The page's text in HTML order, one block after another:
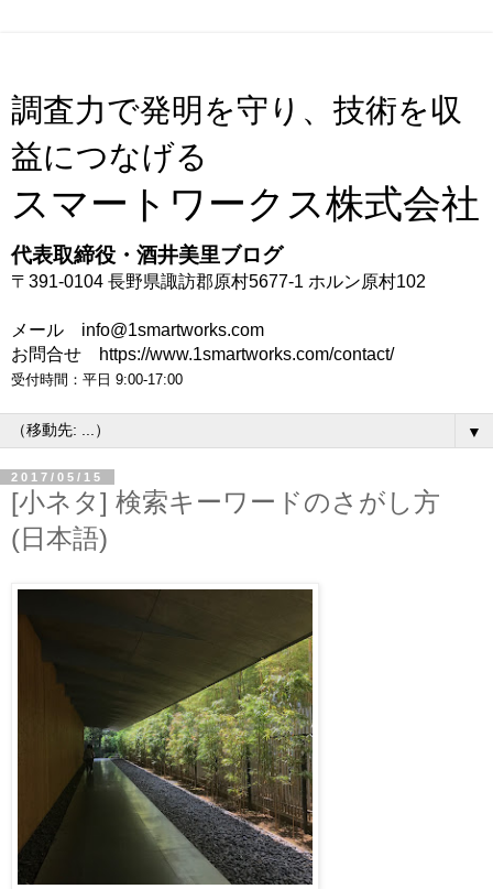
調査力で発明を守り、技術を収
益につなげる
スマートワークス株式会社
代表取締役・酒井美里ブログ
〒391-0104 長野県諏訪郡原村5677-1 ホルン原村102
メール info@1smartworks.com
お問合せ https://www.1smartworks.com/contact/
受付時間：平日 9:00-17:00
▼
2017/05/15
[小ネタ] 検索キーワードのさがし方
(日本語)